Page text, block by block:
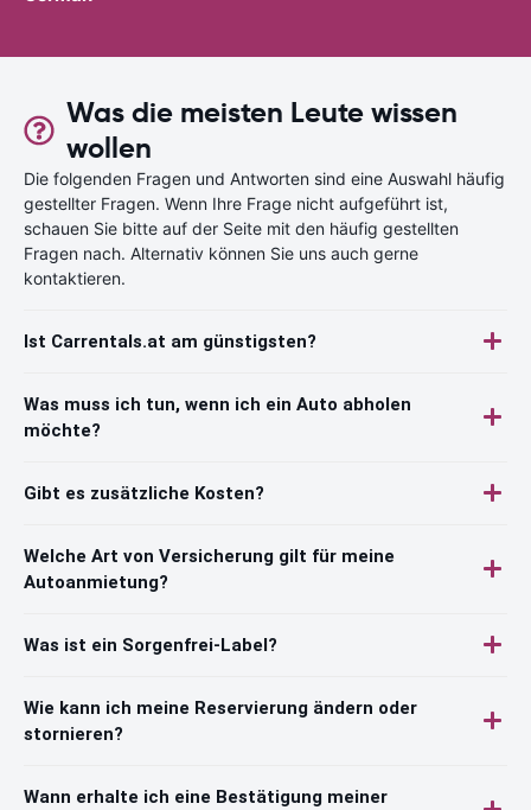
Was die meisten Leute wissen
wollen
Die folgenden Fragen und Antworten sind eine Auswahl häufig
gestellter Fragen. Wenn Ihre Frage nicht aufgeführt ist,
schauen Sie bitte auf der Seite mit den häufig gestellten
Fragen nach. Alternativ können Sie uns auch gerne
kontaktieren.
Ist Carrentals.at am günstigsten?
Was muss ich tun, wenn ich ein Auto abholen
möchte?
Gibt es zusätzliche Kosten?
Welche Art von Versicherung gilt für meine
Autoanmietung?
Was ist ein Sorgenfrei-Label?
Wie kann ich meine Reservierung ändern oder
stornieren?
Wann erhalte ich eine Bestätigung meiner